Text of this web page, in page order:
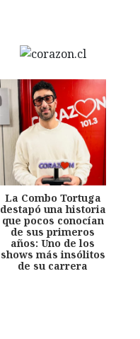
La Combo Tortuga
destapó una historia
que pocos conocían
de sus primeros
años: Uno de los
shows más insólitos
de su carrera